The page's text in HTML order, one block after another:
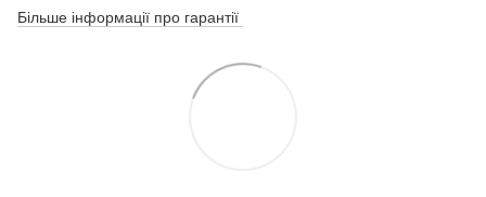
Більше інформації про гарантії